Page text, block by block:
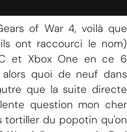
of War 4, voilà que
ils ont raccourci le nom)
et Xbox One en ce 6
quoi de neuf dans
que la suite directe
question mon cher
tortiller du popotin qu'on